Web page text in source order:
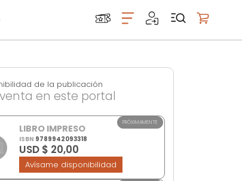
de la publicación
en este portal
LIBRO IMPRESO
ISBN 9789942093318
PRÓXIMAMENTE
USD $ 20,00
Avísame disponibilidad